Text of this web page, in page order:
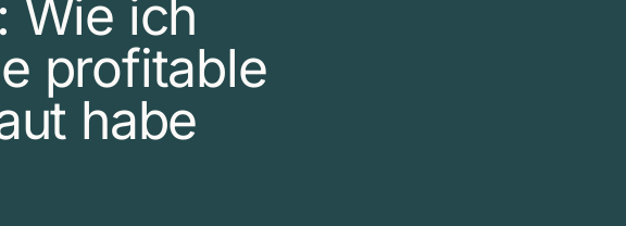
Wie ich
profitable
habe